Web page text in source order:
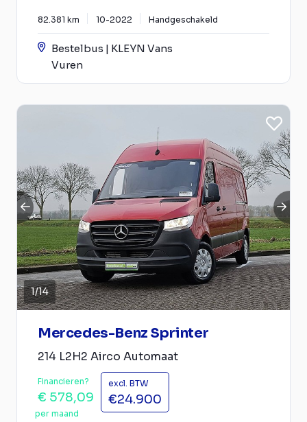
82.381 km 10-2022 Handgeschakeld
Bestelbus | KLEYN Vans
Vuren
1/14
Mercedes-Benz Sprinter
214 L2H2 Airco Automaat
Financieren?
€ 578,09
per maand
excl. BTW
€24.900